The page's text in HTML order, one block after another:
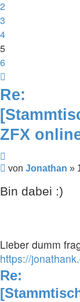
2
3
4
5
6
Re:
ZFX
Beitrag
von Jonathan »
Bin dabei :)
Lieber dumm
https://
Re: